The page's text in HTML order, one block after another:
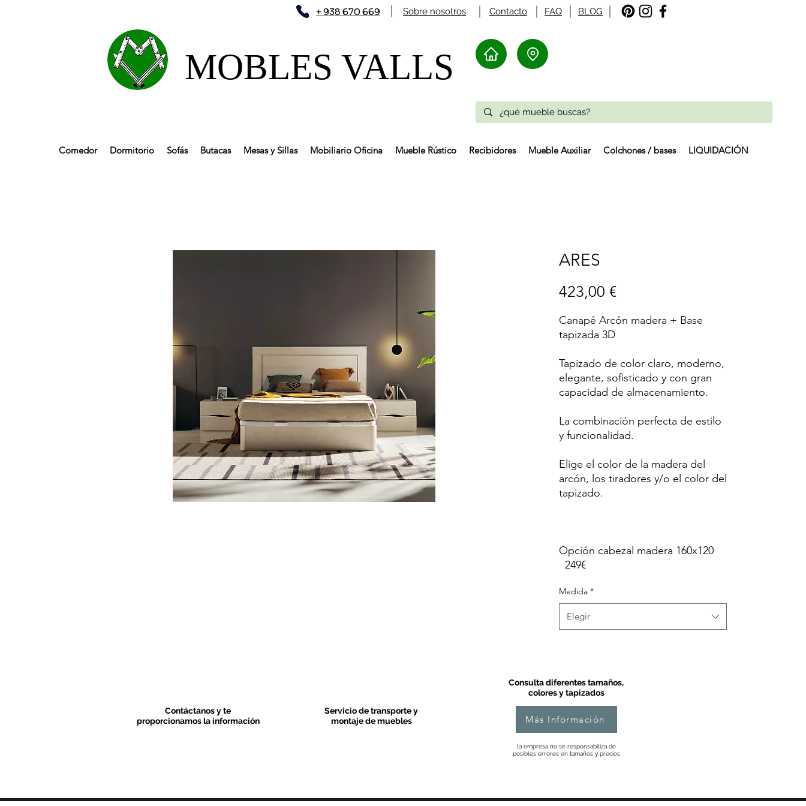
Sobre nosotros FAQ
+ 938 670 669 Contacto BLOG
MOBLES VALLS​
Comedor Dormitorio Sofás Butacas Mesas y Sillas Mobiliario Oficina Mueble Rústico Recibidores Mueble Auxiliar Colchones / bases LIQUIDACIÓN
ARES
423,00 €Precio
Canapé Arcón madera + Base
tapizada 3D
Tapizado de color claro, moderno,
elegante, sofisticado y con gran
capacidad de almacenamiento.
La combinación perfecta de estilo
y funcionalidad.
Elige el color de la madera del
arcón, los tiradores y/o el color del
tapizado.
Opción cabezal madera 160x120
249€
Medida *
Elegir
Consulta diferentes tamaños,
colores y tapizados
Contáctanos y te
proporcionamos la información
Servicio de transporte y
montaje de muebles
Más Información
la empresa no se responsabiliza de
posibles errores en tamaños y precios